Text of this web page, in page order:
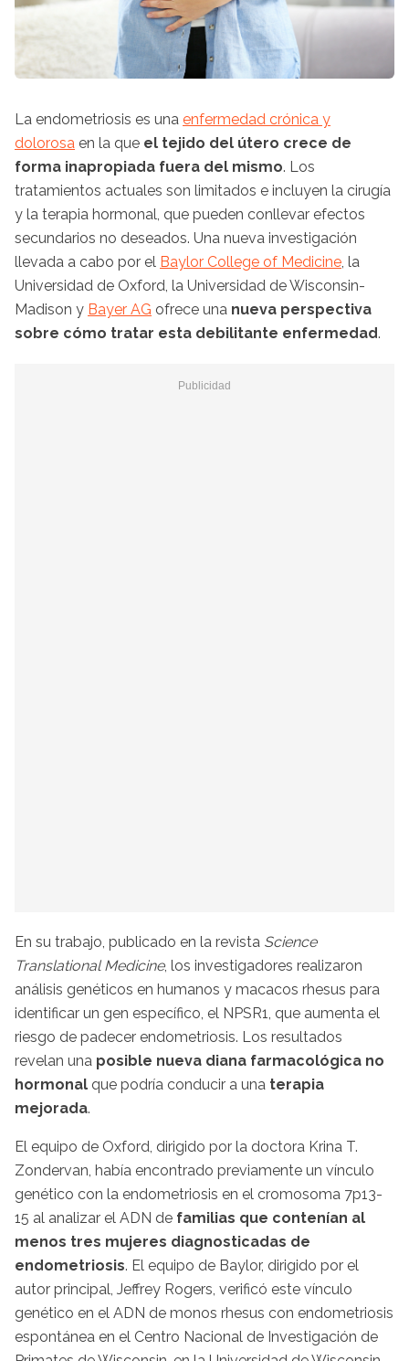
La endometriosis es una enfermedad crónica y
dolorosa en la que el tejido del útero crece de
forma inapropiada fuera del mismo. Los
tratamientos actuales son limitados e incluyen la cirugía
y la terapia hormonal, que pueden conllevar efectos
secundarios no deseados. Una nueva investigación
llevada a cabo por el Baylor College of Medicine, la
Universidad de Oxford, la Universidad de Wisconsin-
Madison y Bayer AG ofrece una nueva perspectiva
sobre cómo tratar esta debilitante enfermedad.
En su trabajo, publicado en la revista Science
Translational Medicine, los investigadores realizaron
análisis genéticos en humanos y macacos rhesus para
identificar un gen específico, el NPSR1, que aumenta el
riesgo de padecer endometriosis. Los resultados
revelan una posible nueva diana farmacológica no
hormonal que podría conducir a una terapia
mejorada.
El equipo de Oxford, dirigido por la doctora Krina T.
Zondervan, había encontrado previamente un vínculo
genético con la endometriosis en el cromosoma 7p13-
15 al analizar el ADN de familias que contenían al
menos tres mujeres diagnosticadas de
endometriosis. El equipo de Baylor, dirigido por el
autor principal, Jeffrey Rogers, verificó este vínculo
genético en el ADN de monos rhesus con endometriosis
espontánea en el Centro Nacional de Investigación de